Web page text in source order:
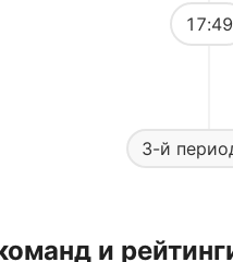
17:49
3-й
и